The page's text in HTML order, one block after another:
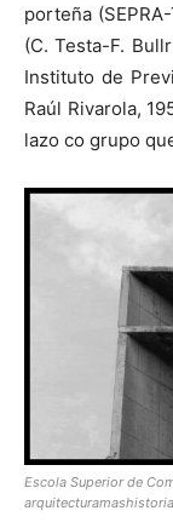
porteña
(C. Testa-F.
Instituto de
Raúl Rivarola,
lazo co grupo
Escola Superior de